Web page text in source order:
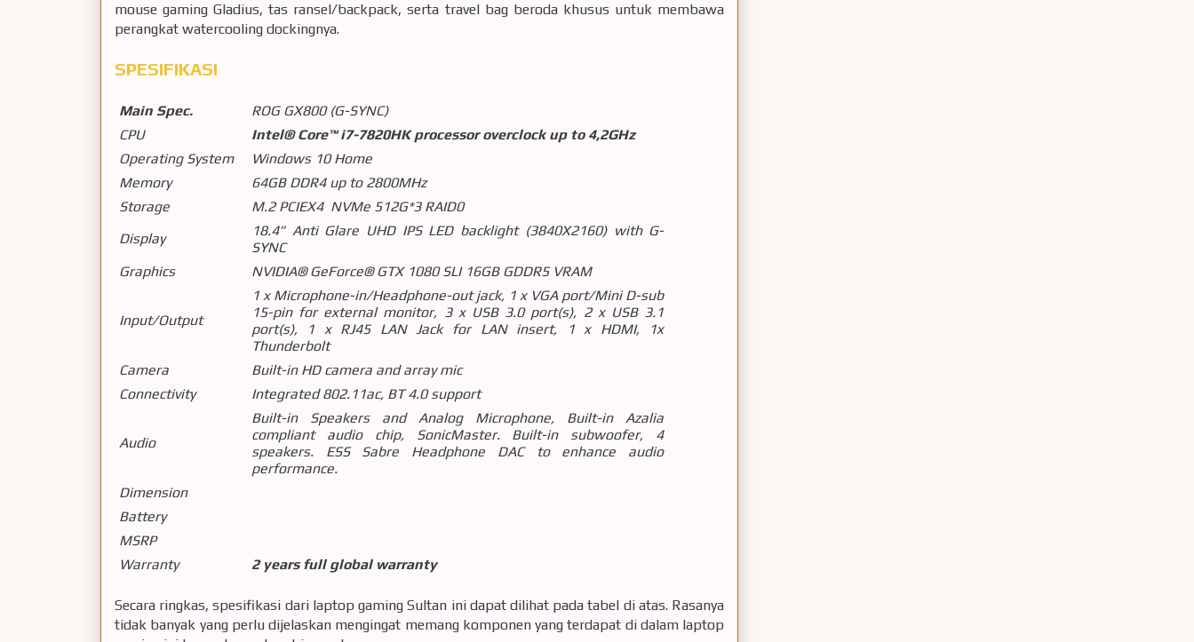
mouse gaming Gladius, tas ransel/backpack, serta travel bag beroda khusus untuk membawa
perangkat watercooling dockingnya.
SPESIFIKASI
Main Spec.
ROG GX800 (G-SYNC)
CPU
Intel® Core™ i7-7820HK processor overclock up to 4,2GHz
Operating System
Windows 10 Home
Memory
64GB DDR4 up to 2800MHz
Storage
M.2 PCIEX4 NVMe 512G*3 RAID0
Display
18.4” Anti Glare UHD IPS LED backlight (3840X2160) with G-
SYNC
Graphics
NVIDIA® GeForce® GTX 1080 SLI 16GB GDDR5 VRAM
Input/Output
1 x Microphone-in/Headphone-out jack, 1 x VGA port/Mini D-sub
15-pin for external monitor, 3 x USB 3.0 port(s), 2 x USB 3.1
port(s), 1 x RJ45 LAN Jack for LAN insert, 1 x HDMI, 1x
Thunderbolt
Camera
Built-in HD camera and array mic
Connectivity
Integrated 802.11ac, BT 4.0 support
Audio
Built-in Speakers and Analog Microphone, Built-in Azalia
compliant audio chip, SonicMaster. Built-in subwoofer, 4
speakers. ESS Sabre Headphone DAC to enhance audio
performance.
Dimension
Battery
MSRP
Warranty
2 years full global warranty
Secara ringkas, spesifikasi dari laptop gaming Sultan ini dapat dilihat pada tabel di atas. Rasanya
tidak banyak yang perlu dijelaskan mengingat memang komponen yang terdapat di dalam laptop